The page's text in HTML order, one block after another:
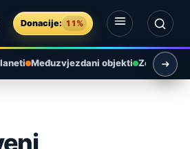
Donacije: 11%
Međuzvjezdani objekti Zemlja i